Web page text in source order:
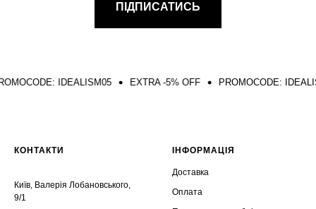
ПІДПИСАТИСЬ
IDEALISM05 EXTRA -5% OFF PROMOCODE: IDEALISM05
КОНТАКТИ
Київ, Валерія Лобановського,
9/1
ІНФОРМАЦІЯ
Доставка
Оплата